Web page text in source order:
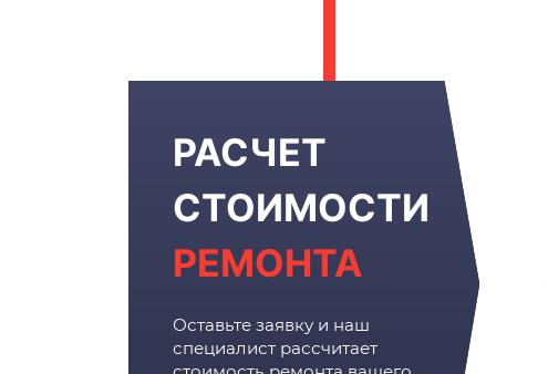
РАСЧЕТ
СТОИМОСТИ
РЕМОНТА
Оставьте заявку и наш
специалист рассчитает